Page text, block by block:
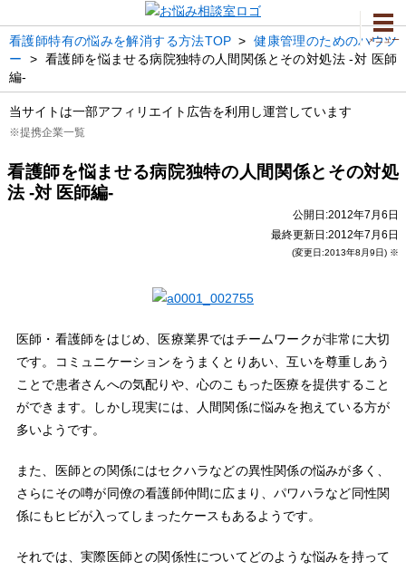
メニュー
看護師特有の悩みを解消する方法TOP>健康管理のためのハウツ
ー > 看護師を悩ませる病院独特の人間関係とその対処法 -対 医師
編-
当サイトは一部アフィリエイト広告を利用し運営しています
※提携企業一覧
看護師を悩ませる病院独特の人間関係とその対処
法 -対 医師編-
公開日:2012年7月6日
最終更新日:2012年7月6日
(変更日:2013年8月9日) ※
医師・看護師をはじめ、医療業界ではチームワークが非常に大切
です。コミュニケーションをうまくとりあい、互いを尊重しあう
ことで患者さんへの気配りや、心のこもった医療を提供すること
ができます。しかし現実には、人間関係に悩みを抱えている方が
多いようです。
また、医師との関係にはセクハラなどの異性関係の悩みが多く、
さらにその噂が同僚の看護師仲間に広まり、パワハラなど同性関
係にもヒビが入ってしまったケースもあるようです。
それでは、実際医師との関係性についてどのような悩みを持って